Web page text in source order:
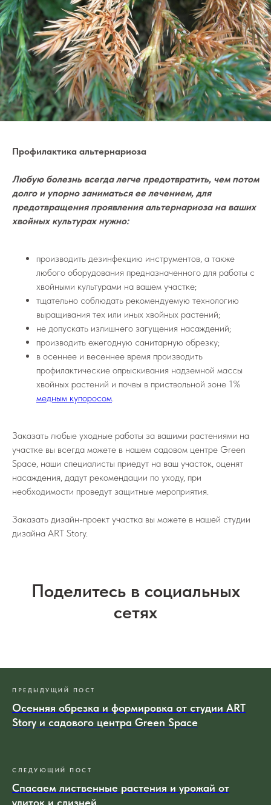
Профилактика альтернариоза
Любую болезнь всегда легче предотвратить, чем потом
долго и упорно заниматься ее лечением, для
предотвращения проявления альтернариоза на ваших
хвойных культурах нужно:
производить дезинфекцию инструментов, а также
любого оборудования предназначенного для работы с
хвойными культурами на вашем участке;
тщательно соблюдать рекомендуемую технологию
выращивания тех или иных хвойных растений;
не допускать излишнего загущения насаждений;
производить ежегодную санитарную обрезку;
в осеннее и весеннее время производить
профилактические опрыскивания надземной массы
хвойных растений и почвы в приствольной зоне 1%
медным купоросом.
Заказать любые уходные работы за вашими растениями на
участке вы всегда можете в нашем садовом центре Green
Space, наши специалисты приедут на ваш участок, оценят
насаждения, дадут рекомендации по уходу, при
необходимости проведут защитные мероприятия.
Заказать дизайн-проект участка вы можете в нашей студии
дизайна ART Story.
Поделитесь в социальных
сетях
ПРЕДЫДУЩИЙ ПОСТ
Осенняя обрезка и формировка от студии ART
Story и садового центра Green Space
СЛЕДУЮЩИЙ ПОСТ
Спасаем лиственные растения и урожай от
улиток и слизней